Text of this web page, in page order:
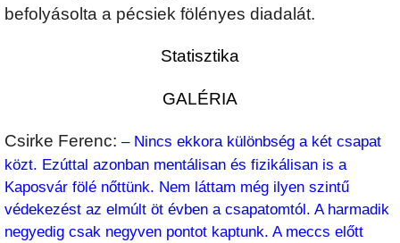
befolyásolta a pécsiek fölényes diadalát.
Statisztika
GALÉRIA
Csirke Ferenc: – Nincs ekkora különbség a két csapat
közt. Ezúttal azonban mentálisan és fizikálisan is a
Kaposvár fölé nőttünk. Nem láttam még ilyen szintű
védekezést az elmúlt öt évben a csapatomtól. A harmadik
negyedig csak negyven pontot kaptunk. A meccs előtt